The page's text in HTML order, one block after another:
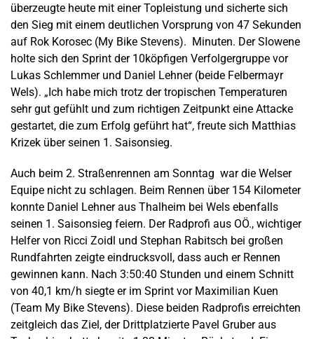
überzeugte heute mit einer Topleistung und sicherte sich
den Sieg mit einem deutlichen Vorsprung von 47 Sekunden
auf Rok Korosec (My Bike Stevens). Minuten. Der Slowene
holte sich den Sprint der 10köpfigen Verfolgergruppe vor
Lukas Schlemmer und Daniel Lehner (beide Felbermayr
Wels). „Ich habe mich trotz der tropischen Temperaturen
sehr gut gefühlt und zum richtigen Zeitpunkt eine Attacke
gestartet, die zum Erfolg geführt hat“, freute sich Matthias
Krizek über seinen 1. Saisonsieg.
Auch beim 2. Straßenrennen am Sonntag war die Welser
Equipe nicht zu schlagen. Beim Rennen über 154 Kilometer
konnte Daniel Lehner aus Thalheim bei Wels ebenfalls
seinen 1. Saisonsieg feiern. Der Radprofi aus OÖ., wichtiger
Helfer von Ricci Zoidl und Stephan Rabitsch bei großen
Rundfahrten zeigte eindrucksvoll, dass auch er Rennen
gewinnen kann. Nach 3:50:40 Stunden und einem Schnitt
von 40,1 km/h siegte er im Sprint vor Maximilian Kuen
(Team My Bike Stevens). Diese beiden Radprofis erreichten
zeitgleich das Ziel, der Drittplatzierte Pavel Gruber aus